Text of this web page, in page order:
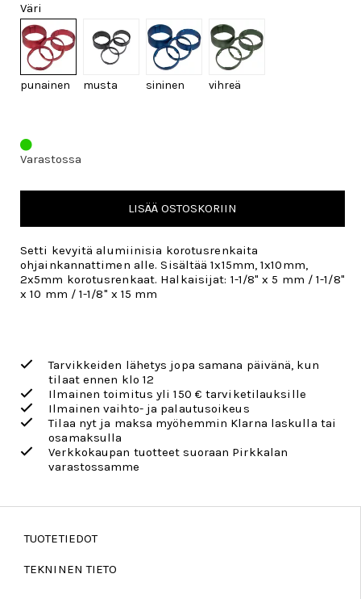
Väri
punainen musta sininen vihreä
Varastossa
LISÄÄ OSTOSKORIIN
Setti kevyitä alumiinisia korotusrenkaita
ohjainkannattimen alle. Sisältää 1x15mm, 1x10mm,
2x5mm korotusrenkaat. Halkaisijat: 1-1/8" x 5 mm / 1-1/8"
x 10 mm / 1-1/8" x 15 mm
Tarvikkeiden lähetys jopa samana päivänä, kun
tilaat ennen klo 12
Ilmainen toimitus yli 150 € tarviketilauksille
Ilmainen vaihto- ja palautusoikeus
Tilaa nyt ja maksa myöhemmin Klarna laskulla tai
osamaksulla
Verkkokaupan tuotteet suoraan Pirkkalan
varastossamme
TUOTETIEDOT
TEKNINEN TIETO